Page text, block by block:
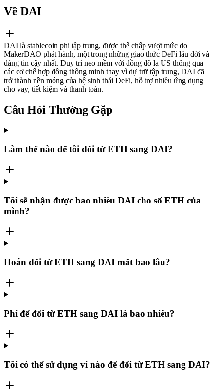
Về DAI
DAI là stablecoin phi tập trung, được thế chấp vượt mức do
MakerDAO phát hành, một trong những giao thức DeFi lâu đời và
đáng tin cậy nhất. Duy trì neo mềm với đồng đô la US thông qua
các cơ chế hợp đồng thông minh thay vì dự trữ tập trung, DAI đã
trở thành nền móng của hệ sinh thái DeFi, hỗ trợ nhiều ứng dụng
cho vay, tiết kiệm và thanh toán.
Câu Hỏi Thường Gặp
Làm thế nào để tôi đổi từ ETH sang DAI?
Tôi sẽ nhận được bao nhiêu DAI cho số ETH của
mình?
Hoán đổi từ ETH sang DAI mất bao lâu?
Phí để đổi từ ETH sang DAI là bao nhiêu?
Tôi có thể sử dụng ví nào để đổi từ ETH sang DAI?